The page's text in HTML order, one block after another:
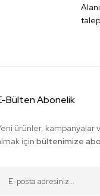
Bülten Abonelik
ürünler, kampanyalar
içinbültenimize